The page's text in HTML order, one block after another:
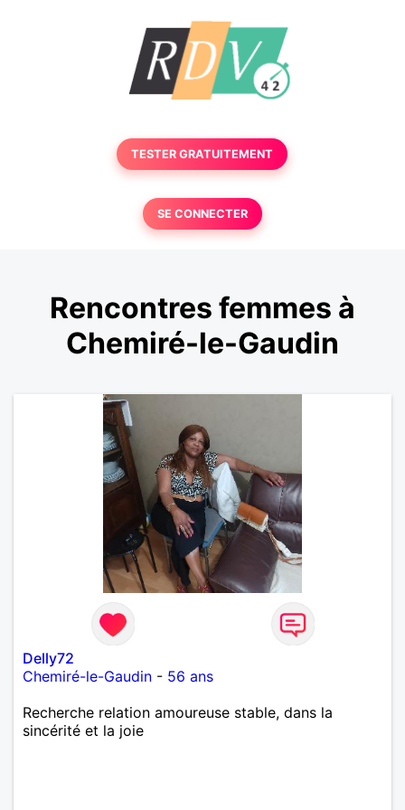
TESTER GRATUITEMENT
SE CONNECTER
Rencontres femmes à
Chemiré-le-Gaudin
Delly72
Chemiré-le-Gaudin - 56 ans
Recherche relation amoureuse stable, dans la
sincérité et la joie